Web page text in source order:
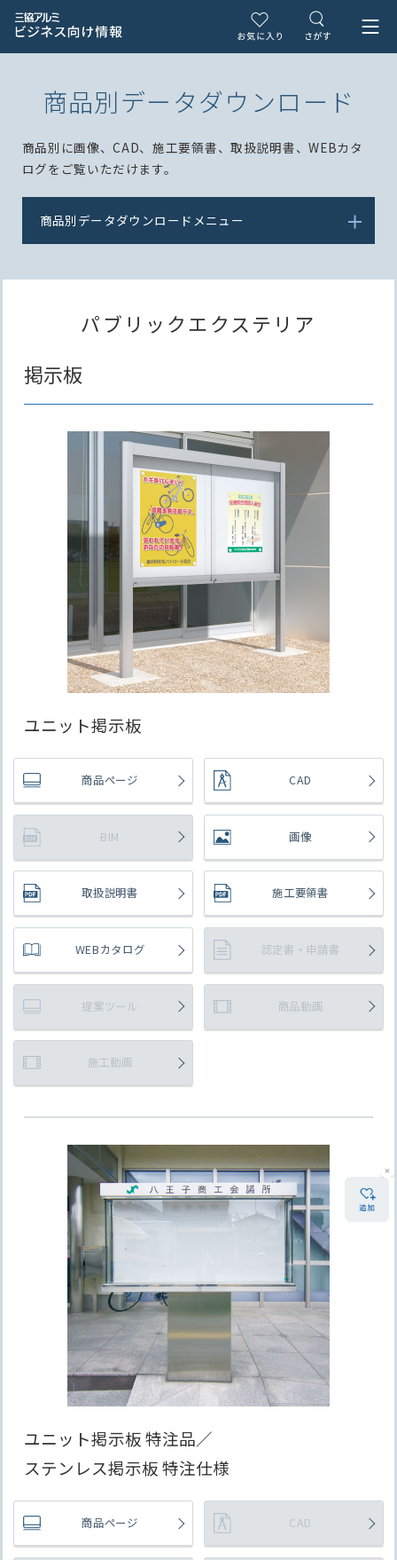
商品別データダウンロード
商品別に画像、CAD、施工要領書、取扱説明書、WEBカタ
ログをご覧いただけます。
商品別データダウンロードメニュー
パブリックエクステリア
掲示板
ユニット掲示板
商品ページ CAD
BIM 画像
取扱説明書 施工要領書
WEBカタログ 認定書・申請書
提案ツール 商品動画
施工動画
ユニット掲示板 特注品／
ステンレス掲示板 特注仕様
商品ページ CAD